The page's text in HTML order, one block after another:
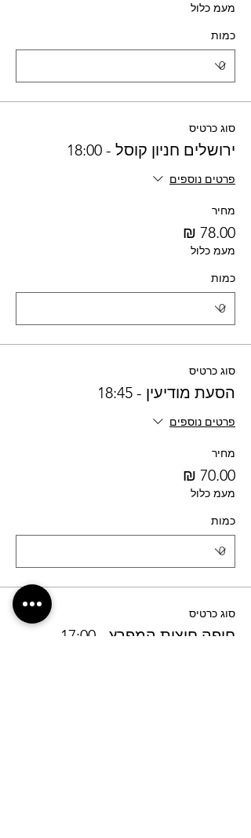
מעמ כלול
כמות
סוג כרטיס
ירושלים חניון קוסל - 18:00
פרטים נוספים
מחיר
מעמ כלול
כמות
סוג כרטיס
הסעת מודיעין - 18:45
פרטים נוספים
מחיר
מעמ כלול
כמות
סוג כרטיס
חיפה חוצות המפרץ - 17:00